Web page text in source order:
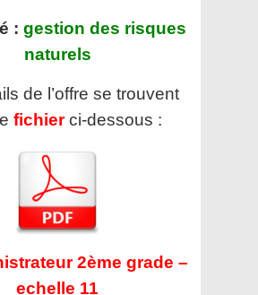
: gestion des risques
naturels
de l’offre se trouvent
fichier ci-dessous :
2ème grade –
echelle 11